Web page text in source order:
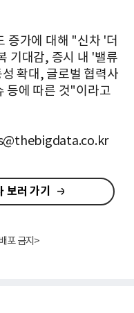
증가에 대해 "신차 '더
기대감, 증시 내 '밸류
확대, 글로벌 협력사
등에 따른 것"이라고
보러 가기
포 금지>